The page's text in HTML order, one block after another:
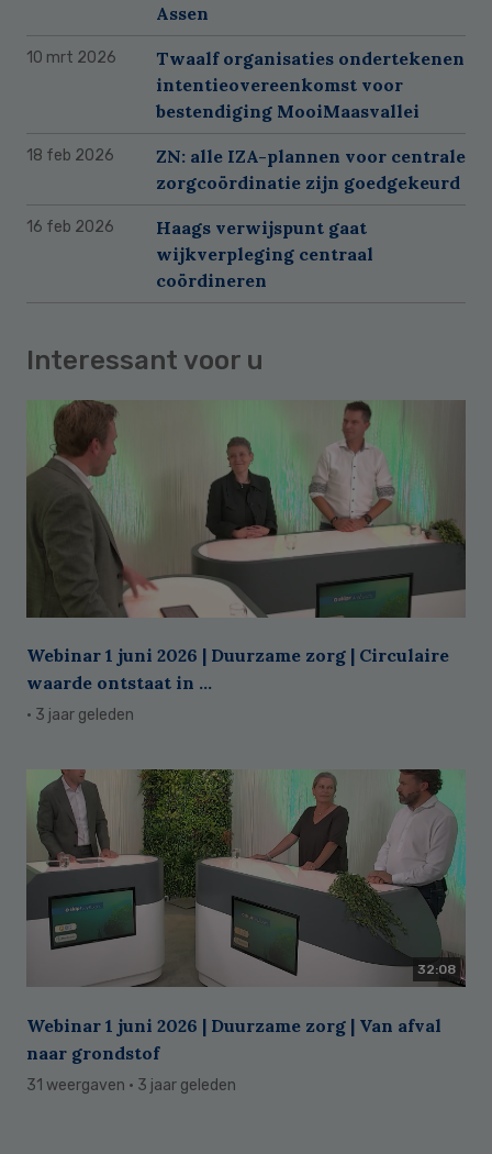
Assen
10 mrt 2026
Twaalf organisaties ondertekenen
intentieovereenkomst voor
bestendiging MooiMaasvallei
18 feb 2026
ZN: alle IZA-plannen voor centrale
zorgcoördinatie zijn goedgekeurd
16 feb 2026
Haags verwijspunt gaat
wijkverpleging centraal
coördineren
Interessant voor u
Webinar 1 juni 2026 | Duurzame zorg | Circulaire
waarde ontstaat in ...
· 3 jaar geleden
32:08
Webinar 1 juni 2026 | Duurzame zorg | Van afval
naar grondstof
31 weergaven · 3 jaar geleden